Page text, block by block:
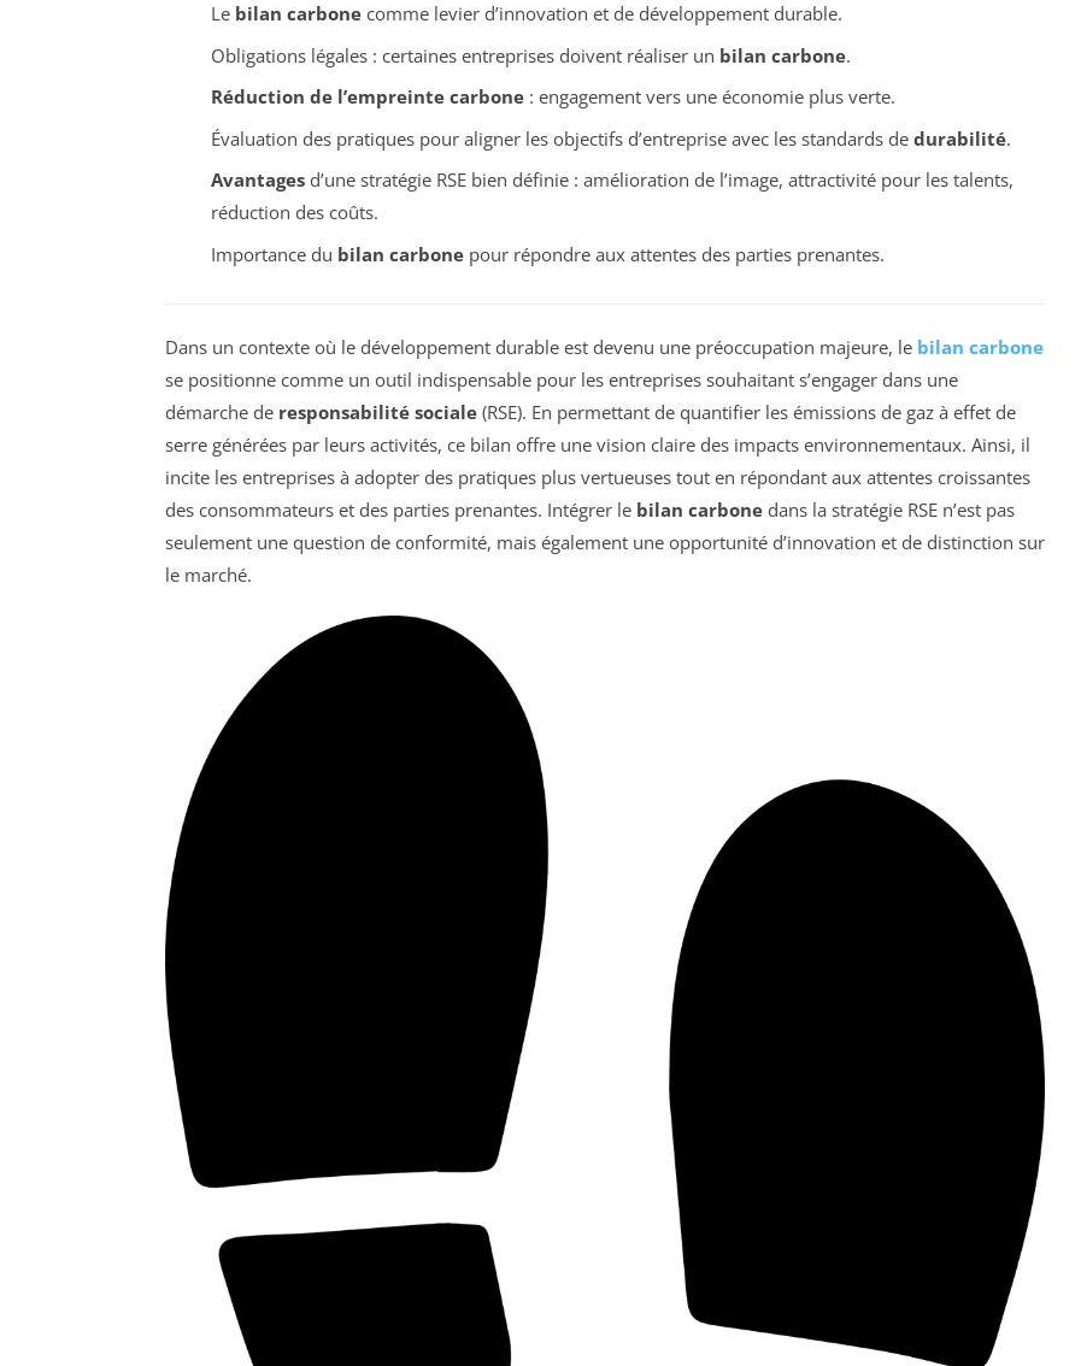
Le bilan carbonecomme levier d’innovation et de développement durable.
Obligations légales : certaines entreprises doivent réaliser un bilan carbone.
Réduction de l’empreinte carbone: engagement vers une économie plus verte.
Évaluation des pratiques pour aligner les objectifs d’entreprise avec les standards de durabilité.
Avantagesd’une stratégie RSE bien définie : amélioration de l’image, attractivité pour les talents,
réduction des coûts.
Importance du bilan carbonepour répondre aux attentes des parties prenantes.
Dans un contexte où le développement durable est devenu une préoccupation majeure, le bilan carbone
se positionne comme un outil indispensable pour les entreprises souhaitant s’engager dans une
démarche de responsabilité sociale (RSE). En permettant de quantifier les émissions de gaz à effet de
serre générées par leurs activités, ce bilan offre une vision claire des impacts environnementaux. Ainsi, il
incite les entreprises à adopter des pratiques plus vertueuses tout en répondant aux attentes croissantes
des consommateurs et des parties prenantes. Intégrer le bilan carbone dans la stratégie RSE n’est pas
seulement une question de conformité, mais également une opportunité d’innovation et de distinction sur
le marché.